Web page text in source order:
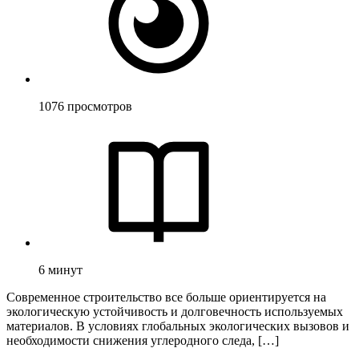
1076 просмотров
6 минут
Современное строительство все больше ориентируется на
экологическую устойчивость и долговечность используемых
материалов. В условиях глобальных экологических вызовов и
необходимости снижения углеродного следа, […]